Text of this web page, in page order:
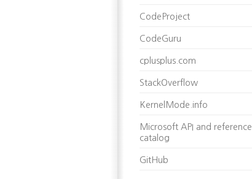
CodeProject
CodeGuru
cplusplus.com
StackOverflow
KernelMode.info
Microsoft API and reference
catalog
GitHub